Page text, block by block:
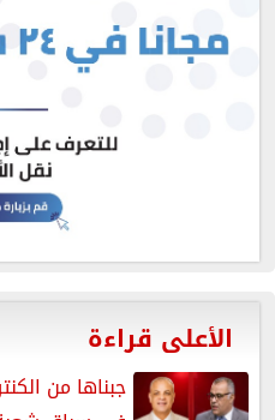
الأعلى قراءة
جبناها من